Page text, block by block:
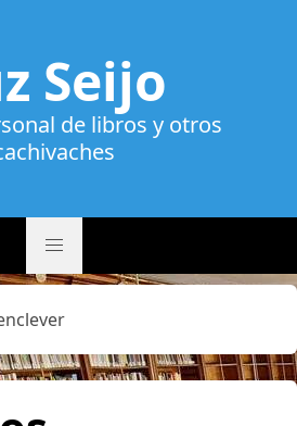
Seijo
de libros y otros